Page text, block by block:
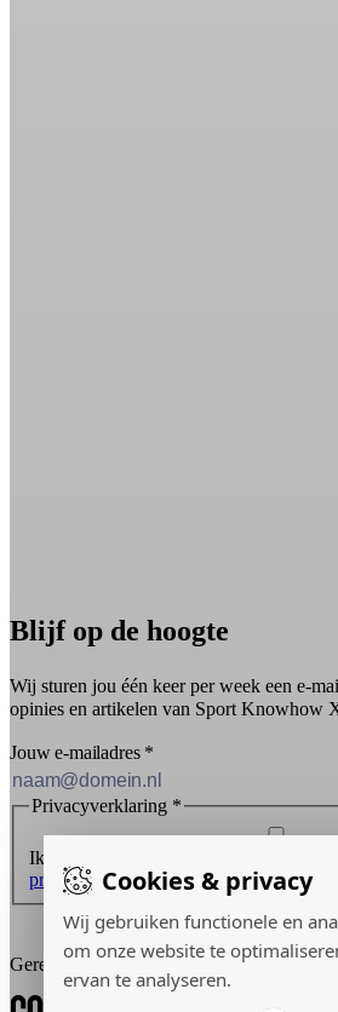
Cookies & privacy
Wij gebruiken functionele en
om onze website te
ervan te analyseren.
Blijf op de hoogte
Wij sturen jou één keer per week een e-
opinies en artikelen van Sport Knowhow
Jouw e-mailadres *
Privacyverklaring *
Ik ontvang graag de nieuwsbrief en ga
privacyverklaring.
Inschrijven
Gerealiseerd door: